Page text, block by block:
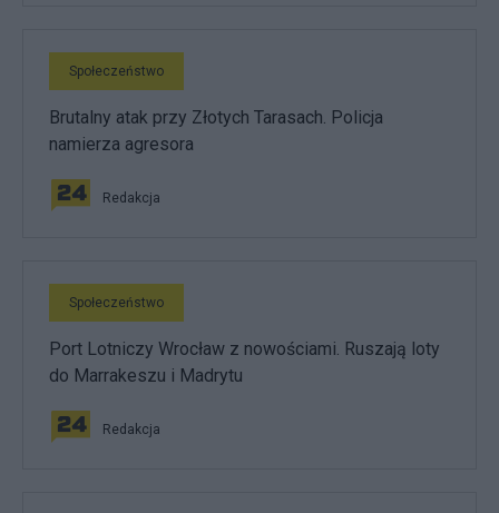
Społeczeństwo
Brutalny atak przy Złotych Tarasach. Policja
namierza agresora
Redakcja
Społeczeństwo
Port Lotniczy Wrocław z nowościami. Ruszają loty
do Marrakeszu i Madrytu
Redakcja